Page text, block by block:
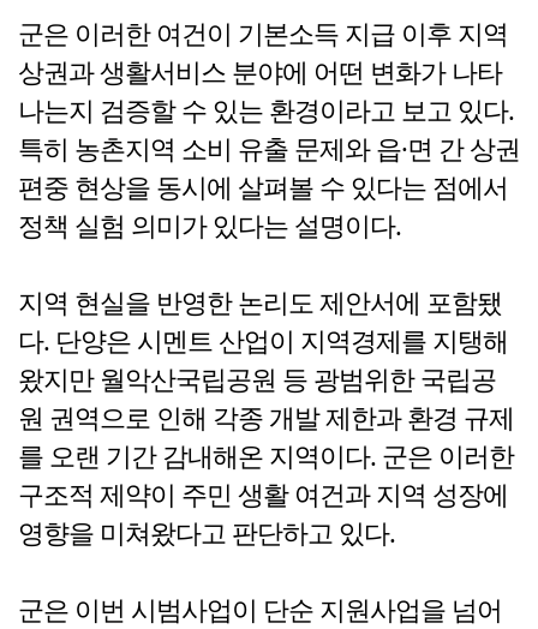
군은 이러한 여건이 기본소득 지급 이후 지역
상권과 생활서비스 분야에 어떤 변화가 나타
나는지 검증할 수 있는 환경이라고 보고 있다.
특히 농촌지역 소비 유출 문제와 읍·면 간 상권
편중 현상을 동시에 살펴볼 수 있다는 점에서
정책 실험 의미가 있다는 설명이다.
지역 현실을 반영한 논리도 제안서에 포함됐
다. 단양은 시멘트 산업이 지역경제를 지탱해
왔지만 월악산국립공원 등 광범위한 국립공
원 권역으로 인해 각종 개발 제한과 환경 규제
를 오랜 기간 감내해온 지역이다. 군은 이러한
구조적 제약이 주민 생활 여건과 지역 성장에
영향을 미쳐왔다고 판단하고 있다.
군은 이번 시범사업이 단순 지원사업을 넘어